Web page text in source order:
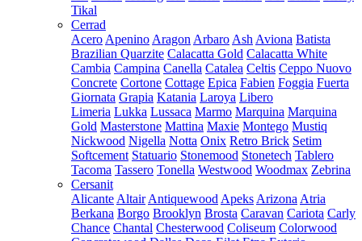
Tikal
Cerrad
Acero Apenino Aragon Arbaro Ash Aviona Batista
Brazilian Quarzite Calacatta Gold Calacatta White
Cambia Campina Canella Catalea Celtis Ceppo Nuovo
Concrete Cortone Cottage Epica Fabien Foggia Fuerta
Giornata Grapia Katania Laroya Libero
Limeria Lukka Lussaca Marmo Marquina Marquina
Gold Masterstone Mattina Maxie Montego Mustiq
Nickwood Nigella Notta Onix Retro Brick Setim
Softcement Statuario Stonemood Stonetech Tablero
Tacoma Tassero Tonella Westwood Woodmax Zebrina
Cersanit
Alicante Altair Antiquewood Apeks Arizona Atria
Berkana Borgo Brooklyn Brosta Caravan Cariota Carly
Chance Chantal Chesterwood Coliseum Colorwood